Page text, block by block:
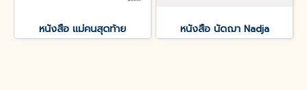
หนังสือ แม่คนสุดท้าย หนังสือ นัดฌา Nadja